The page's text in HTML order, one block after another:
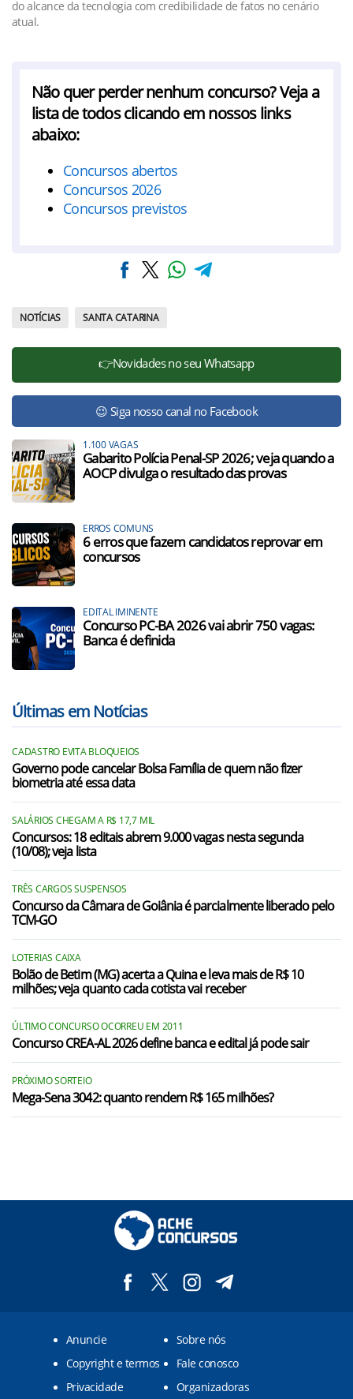
do alcance da tecnologia com credibilidade de fatos no cenário
atual.
Não quer perder nenhum concurso? Veja a
lista de todos clicando em nossos links
abaixo:
Concursos abertos
Concursos 2026
Concursos previstos
NOTÍCIAS SANTA CATARINA
👉Novidades no seu Whatsapp
😉 Siga nosso canal no Facebook
1.100 VAGAS
Gabarito Polícia Penal-SP 2026; veja quando a
AOCP divulga o resultado das provas
ERROS COMUNS
6 erros que fazem candidatos reprovar em
concursos
EDITAL IMINENTE
Concurso PC-BA 2026 vai abrir 750 vagas:
Banca é definida
Últimas em Notícias
CADASTRO EVITA BLOQUEIOS
Governo pode cancelar Bolsa Família de quem não fizer
biometria até essa data
SALÁRIOS CHEGAM A R$ 17,7 MIL
Concursos: 18 editais abrem 9.000 vagas nesta segunda
(10/08); veja lista
TRÊS CARGOS SUSPENSOS
Concurso da Câmara de Goiânia é parcialmente liberado pelo
TCM-GO
LOTERIAS CAIXA
Bolão de Betim (MG) acerta a Quina e leva mais de R$ 10
milhões; veja quanto cada cotista vai receber
ÚLTIMO CONCURSO OCORREU EM 2011
Concurso CREA-AL 2026 define banca e edital já pode sair
PRÓXIMO SORTEIO
Mega-Sena 3042: quanto rendem R$ 165 milhões?
Anuncie
Sobre nós
Copyright e termos
Fale conosco
Privacidade
Organizadoras